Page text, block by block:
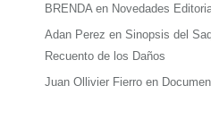
BRENDA en Novedades
Adan Perez en Sinopsis del
Recuento de los Daños
Juan Ollivier Fierro en